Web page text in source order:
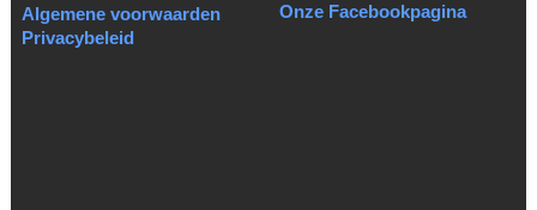
Algemene voorwaarden
Privacybeleid
Onze Facebookpagina